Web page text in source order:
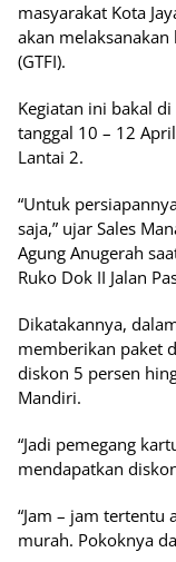
masyarakat Kota
akan melaksanakan
(GTFI).
Kegiatan ini bakal
tanggal 10 – 12
Lantai 2.
“Untuk
saja,” ujar Sales
Agung Anugerah
Ruko Dok II Jalan
Dikatakannya,
memberikan paket
diskon 5 persen
Mandiri.
“Jadi pemegang
mendapatkan
“Jam – jam tertentu
murah. Pokoknya